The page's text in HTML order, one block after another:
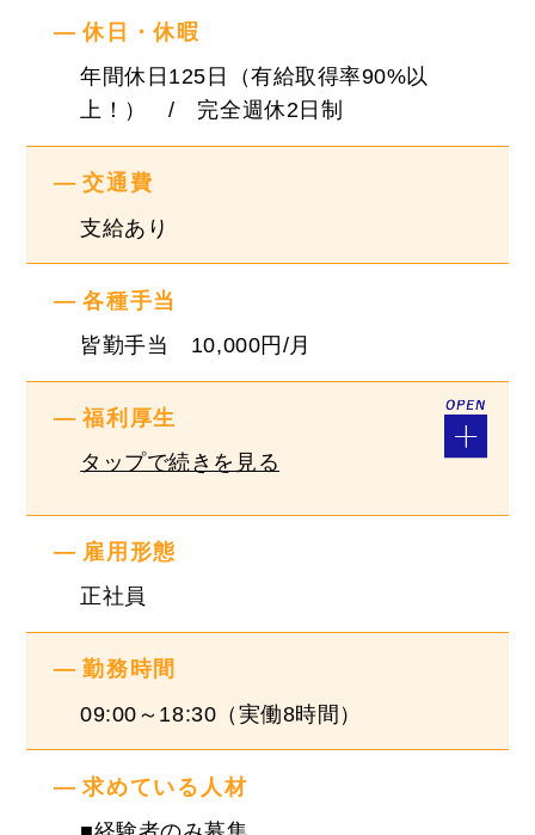
「面接」というかたちではなく、お互いのことを
知るための「面談」も行っておりますので、少し
でもご興味があればまずはお気軽にお問合せくだ
・今後の新規店舗の出店・事業拡大に伴い、ポス
・経験年数による昇給もあります！
『社風』
・評価制度を明文化して、全社員で共有していま
好です！
『入社後の流れ』
で、安心して働いていただけます。
☆★＼finetrust Instagram／★☆
当社の雰囲気が分かると思いますので、是非ご覧
休日・休暇
年間休日125日（有給取得率90%以
上！） / 完全週休2日制
交通費
支給あり
各種手当
皆勤手当 10,000円/月
福利厚生
タップで続きを見る
雇用形態
正社員
勤務時間
09:00～18:30（実働8時間）
求めている人材